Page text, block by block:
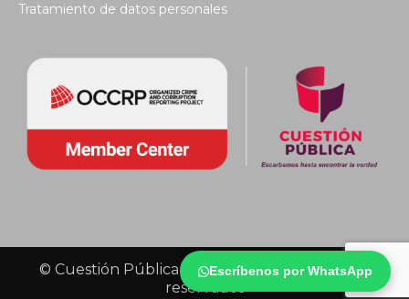
Escríbenos por WhatsApp
Tratamiento de datos personales
© Cuestión Pública 2018 - Todos los derechos
reservados